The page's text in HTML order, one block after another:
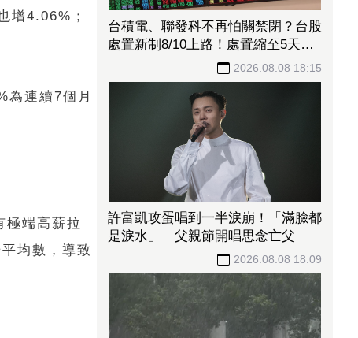
增4.06%；
為連續7個月
極端高薪拉
均數，導致
台積電、聯發科不再怕關禁閉？台股
處置新制8/10上路！處置縮至5天、2
2026.08.08 18:15
許富凱攻蛋唱到一半淚崩！「滿臉都
是淚水」 父親節開唱思念亡父
2026.08.08 18:09